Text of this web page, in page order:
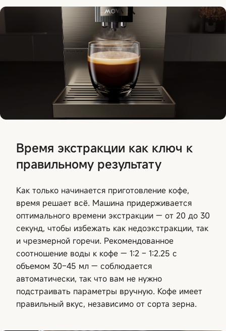
Время экстракции как ключ к
правильному результату
Как только начинается приготовление кофе,
время решает всё. Машина придерживается
оптимального времени экстракции — от 20 до 30
секунд, чтобы избежать как недоэкстракции, так
и чрезмерной горечи. Рекомендованное
соотношение воды к кофе — 1:2 – 1:2.25 с
объемом 30–45 мл — соблюдается
автоматически, так что вам не нужно
подстраивать параметры вручную. Кофе имеет
правильный вкус, независимо от сорта зерна.